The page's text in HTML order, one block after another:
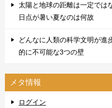
太陽と地球の距離は一定では
日点が暑い夏なのは何故
どんなに人類の科学文明が進
的に不可能な3つの壁
メタ情報
ログイン